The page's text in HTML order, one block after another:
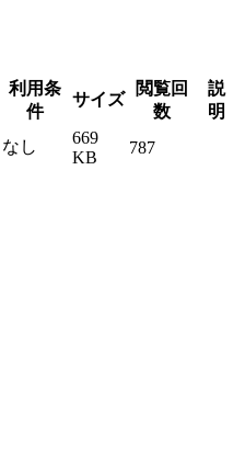
利用条
件
サイズ
閲覧回
数
説
明
なし
669
KB
787